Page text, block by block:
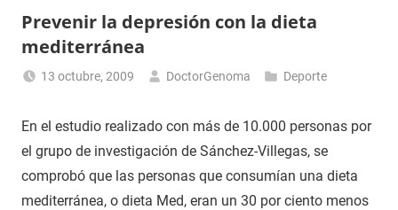
un
Laboratorio
de
Prevenir la depresión con la dieta
mediterránea
13 octubre, 2009 DoctorGenoma Deporte
En el estudio realizado con más de 10.000 personas por
el grupo de investigación de Sánchez-Villegas, se
comprobó que las personas que consumían una dieta
mediterránea, o dieta Med, eran un 30 por ciento menos